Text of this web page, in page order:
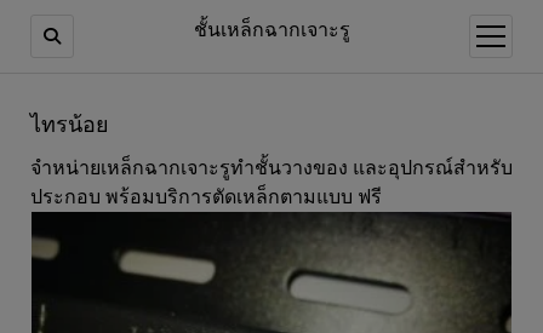
ชั้นเหล็กฉากเจาะรู
open
menu
ไทรน้อย
จำหน่ายเหล็กฉากเจาะรูทำชั้นวางของ และอุปกรณ์สำหรับ
ประกอบ พร้อมบริการตัดเหล็กตามแบบ ฟรี